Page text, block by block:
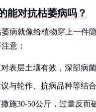
能对抗枯萎病吗？
病就像给植物穿上一
意：
对表层土壤有效，深部病
议与轮作、抗病品种等结合
撒施30-50公斤，过量反而